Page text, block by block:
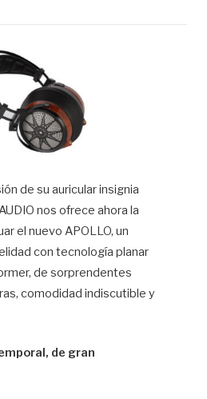
de su auricular insignia
nos ofrece ahora la
el nuevo APOLLO, un
con tecnología planar
de sorprendentes
comodidad indiscutible y
de gran